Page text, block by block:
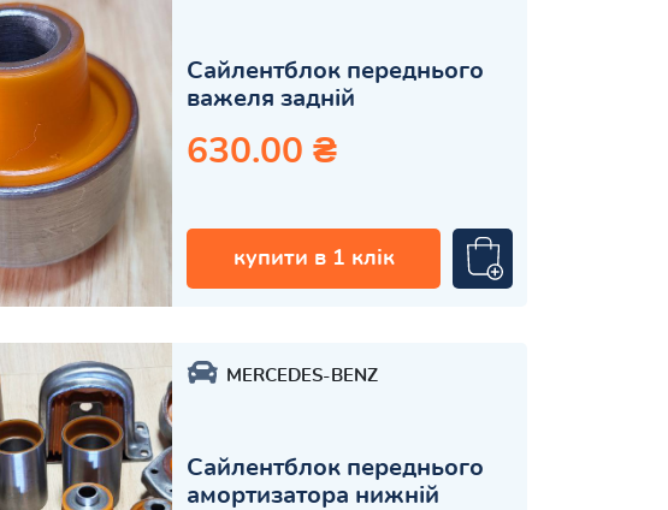
Сайлентблок переднього
важеля задній
630.00 ₴
купити в 1 клік
MERCEDES-BENZ
Сайлентблок переднього
амортизатора нижній